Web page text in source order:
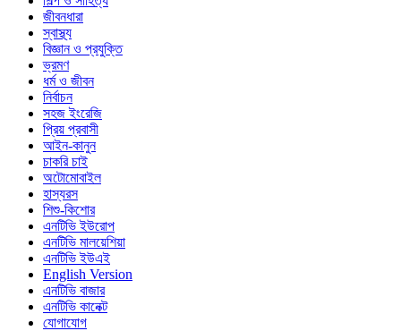
জীবনধারা
স্বাস্থ্য
বিজ্ঞান ও প্রযুক্তি
ভ্রমণ
ধর্ম ও জীবন
নির্বাচন
সহজ ইংরেজি
প্রিয় প্রবাসী
আইন-কানুন
চাকরি চাই
অটোমোবাইল
হাস্যরস
শিশু-কিশোর
এনটিভি ইউরোপ
এনটিভি মালয়েশিয়া
এনটিভি ইউএই
English Version
এনটিভি বাজার
এনটিভি কানেক্ট
যোগাযোগ